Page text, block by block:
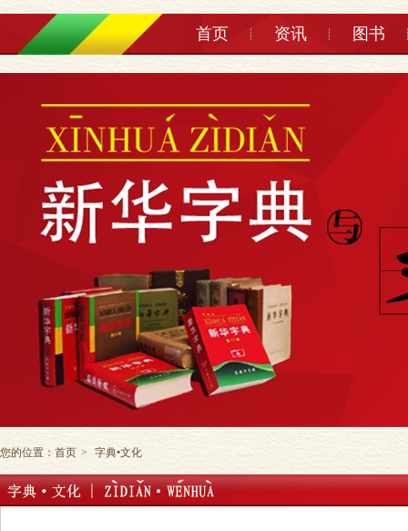
首页 资讯 图书
您的位置： 首页 > 字典•文化